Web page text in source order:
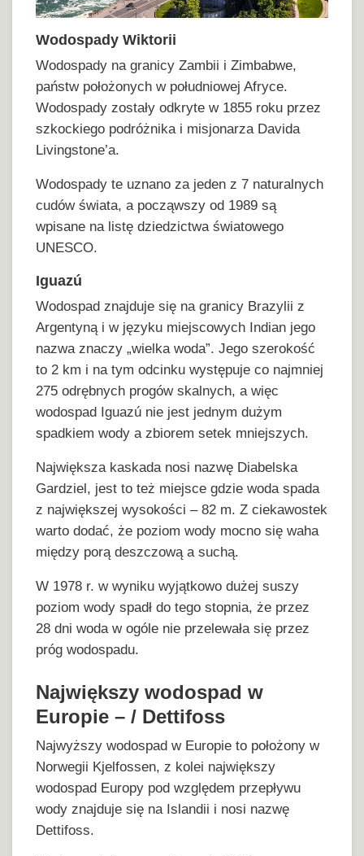
Wodospady Wiktorii
Wodospady na granicy Zambii i Zimbabwe,
państw położonych w południowej Afryce.
Wodospady zostały odkryte w 1855 roku przez
szkockiego podróżnika i misjonarza Davida
Livingstone’a.
Wodospady te uznano za jeden z 7 naturalnych
cudów świata, a począwszy od 1989 są
wpisane na listę dziedzictwa światowego
UNESCO.
Iguazú
Wodospad znajduje się na granicy Brazylii z
Argentyną i w języku miejscowych Indian jego
nazwa znaczy „wielka woda”. Jego szerokość
to 2 km i na tym odcinku występuje co najmniej
275 odrębnych progów skalnych, a więc
wodospad Iguazú nie jest jednym dużym
spadkiem wody a zbiorem setek mniejszych.
Największa kaskada nosi nazwę Diabelska
Gardziel, jest to też miejsce gdzie woda spada
z największej wysokości – 82 m. Z ciekawostek
warto dodać, że poziom wody mocno się waha
między porą deszczową a suchą.
W 1978 r. w wyniku wyjątkowo dużej suszy
poziom wody spadł do tego stopnia, że przez
28 dni woda w ogóle nie przelewała się przez
próg wodospadu.
Największy wodospad w
Europie – / Dettifoss
Najwyższy wodospad w Europie to położony w
Norwegii Kjelfossen, z kolei największy
wodospad Europy pod względem przepływu
wody znajduje się na Islandii i nosi nazwę
Dettifoss.